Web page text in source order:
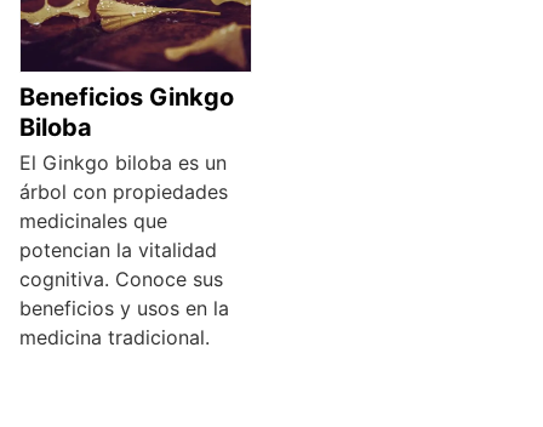
Beneficios Ginkgo
Biloba
El Ginkgo biloba es un
árbol con propiedades
medicinales que
potencian la vitalidad
cognitiva. Conoce sus
beneficios y usos en la
medicina tradicional.